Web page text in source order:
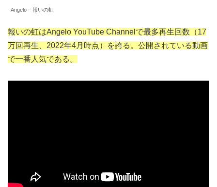
Angelo – 報いの虹
報いの虹はAngelo YouTube Channelで最多再生回数（17
万回再生、2022年4月時点）を誇る。公開されている動画
で一番人気である。